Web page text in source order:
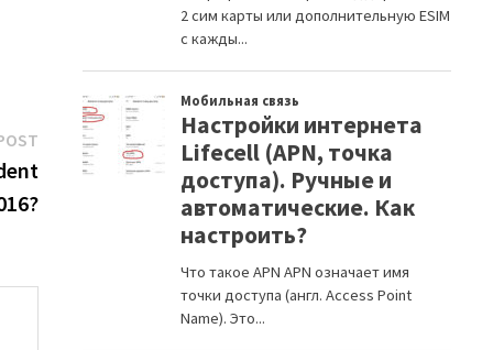
Next
post: